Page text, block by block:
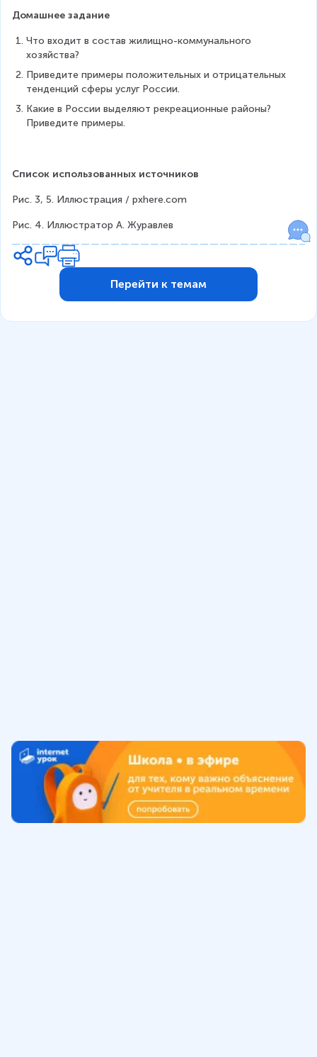
Домашнее задание
Что входит в состав жилищно-коммунального
хозяйства?
Приведите примеры положительных и отрицательных
тенденций сферы услуг России.
Какие в России выделяют рекреационные районы?
Приведите примеры.
Список использованных источников
Рис. 3, 5. Иллюстрация / pxhere.com
Рис. 4. Иллюстратор А. Журавлев
Перейти к темам